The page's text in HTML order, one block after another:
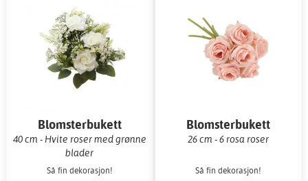
Blomsterbukett
40 cm - Hvite roser med grønne
blader
Så fin dekorasjon!
Blomsterbukett
26 cm - 6 rosa roser
Så fin dekorasjon!